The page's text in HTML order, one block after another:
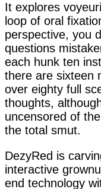
It explores
loop of oral
perspective, you
questions
each hunk ten
there are sixteen
over eighty full
thoughts,
uncensored of
the total smut.
DezyRed is
interactive
end technology